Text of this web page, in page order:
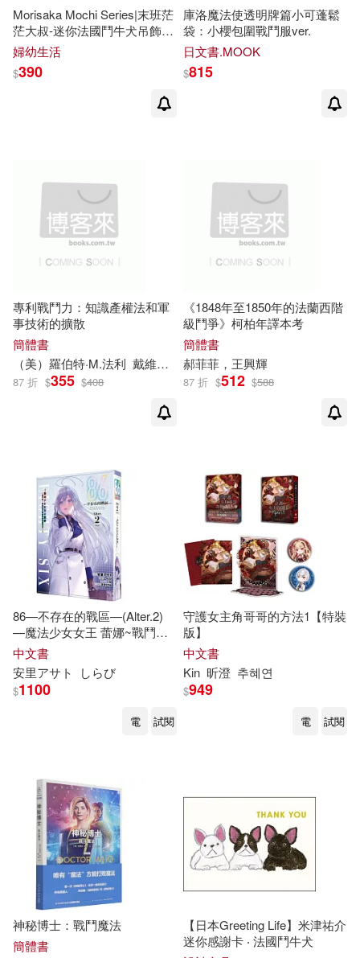
Maria Isabel(2)
中島華徒季(2) 亞流斗(2)
克萊妮Kliney(2) 叮噹哥(2)
嘉樂頓珠(2) 嚴定暹(2)
墨清清(2)
大山峻護(2) 大梁如姬(2)
大耕老師(2)
威廉・哥倫伍德(2)
安里アサト(2) 寶哥(2)
小林拓已(2) 張光斗(2)
張增強（寫書哥）(2)
張海(2) 張麗瑱（橘子姐）(2)
拉丹・阿卡巴尼亞(2)
摩耶美紗樹(2) 新井芳子(2)
天津楊柳青畫社(4)
法律出版社(4)
遼寧人民出版社(4)
Warner Classics(3)
ワン・パブリッシング(3)
一心文化(3)
中信出版社(3)
中國政法大學出版社(3)
人民體育出版社(3)
北京大學出版社(3)
北京科學技術出版社(3)
廣西師範大學出版社(3)
接力出版社(3) 新星出版社(3)
漫遊者文化(3) 知青頻道(3)
金尉(3)
適合手機平板閱讀(41)
其他 (可複選)
現在可購買商品(360)
價格
範圍
Morisaka Mochi Series|末班茫
茫大叔-迷你法國鬥牛犬吊飾
(奶油白)
婦幼生活
$390
庫洛魔法使透明牌篇小可蓬鬆
袋：小櫻包圍戰鬥服ver.
日文書.MOOK
$815
專利戰鬥力：知識產權法和軍
事技術的擴散
簡體書
（美）羅伯特·M.法利 戴維達·H.艾薩克斯
87 折 $355 $408
《1848年至1850年的法蘭西階
級鬥爭》柯柏年譯本考
簡體書
郝菲菲，王興輝
87 折 $512 $588
86—不存在的戰區—(Alter.2)
—魔法少女女王 蕾娜~戰鬥吧!
銀河航行戰艦聖瑪格諾利亞~—
特裝版
中文書
安里アサト
しらび
$1100
電 試閱
守護女主角哥哥的方法1【特裝
版】
中文書
Kin 昕澄 추혜연
$949
電 試閱
神秘博士：戰鬥魔法
簡體書
【日本Greeting Life】米津祐介
迷你感謝卡 ‧ 法國鬥牛犬